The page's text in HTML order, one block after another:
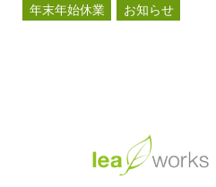
年末年始休業 お知らせ